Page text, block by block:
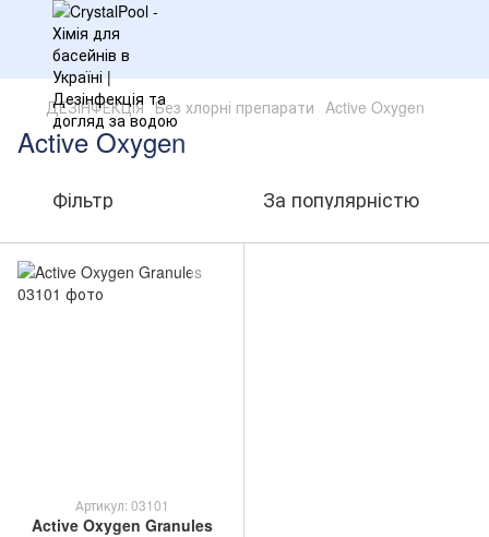
ДЕЗІНФЕКЦІЯ Без хлорні препарати Active Oxygen
Active Oxygen
Фільтр За популярністю
Артикул: 03101
Active Oxygen Granules